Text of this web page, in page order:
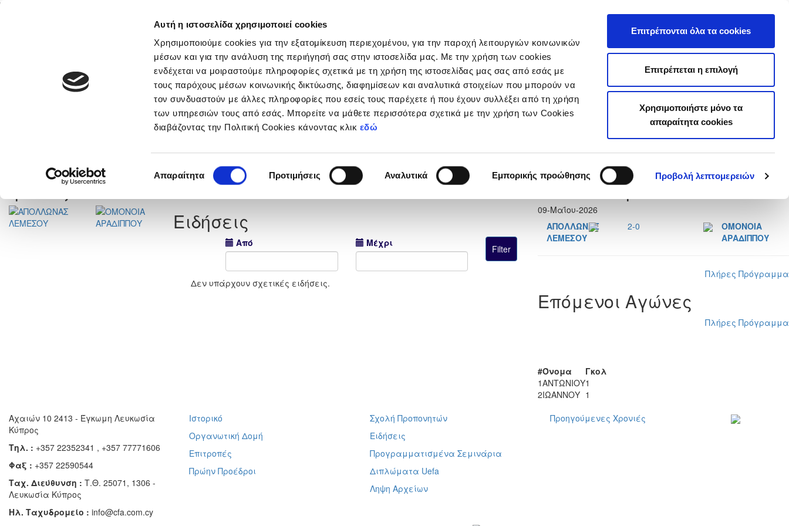
Αυτή η ιστοσελίδα χρησιμοποιεί cookies
Χρησιμοποιούμε cookies για την εξατομίκευση περιεχομένου, για την παροχή λειτουργιών κοινωνικών
μέσων και για την ανάλυση της περιήγησή σας στην ιστοσελίδα μας. Με την χρήση των cookies
ενδέχεται να μοιραστούμε πληροφορίες σχετικά με τη χρήση της ιστοσελίδας μας σας από εσάς με
τους παρόχους μέσων κοινωνικής δικτύωσης, διαφημίσεων και αναλυτικά στοιχείων που μπορούν να
τον συνδυαστούν με άλλες πληροφορίες που εσείς τους παρέχετε ή που έχουν συλλέξει από τη χρήση
των υπηρεσιών τους από εσάς. Μπορείτε να μάθετε περισσότερα σχετικά με την χρήση των Cookies
διαβάζοντας την Πολιτική Cookies κάνοντας κλικ εδώ
συγκατάθεσης
Απαραίτητα Προτιμήσεις Αναλυτικά Εμπορικής προώθησης Προβολή λεπτομερειών
Επιτρέπονται όλα τα cookies
Επιτρέπεται η επιλογή
Χρησιμοποιήστε μόνο τα
απαραίτητα cookies
Νέα & Πληροφορίες Εθνικές Ομάδες Διοργανώσεις
Super Cup Παίδων Κ-14 2026
Ομάδες
Ειδήσεις
Από Μέχρι
Δεν υπάρχουν σχετικές ειδήσεις.
Αποτελέσματα
09-Μαΐου-2026
ΑΠΟΛΛΩΝΑΣ
ΛΕΜΕΣΟΥ
2-0
ΟΜΟΝΟΙΑ
ΑΡΑΔΙΠΠΟΥ
Πλήρες Πρόγραμμα
Επόμενοι Αγώνες
Πλήρες Πρόγραμμα
#Όνομα
Γκολ
1ΑΝΤΩΝΙΟΥ1
2ΙΩΑΝΝΟΥ 1
Αχαιών 10 2413 - Έγκωμη Λευκωσία
Κύπρος
Τηλ. : +357 22352341 , +357 77771606
Φαξ : +357 22590544
Ταχ. Διεύθυνση : Τ.Θ. 25071, 1306 -
Λευκωσία Κύπρος
Ηλ. Ταχυδρομείο : info@cfa.com.cy
Ιστορικό
Οργανωτική Δομή
Επιτροπές
Πρώην Προέδροι
Σχολή Προπονητών
Ειδήσεις
Προγραμματισμένα Σεμινάρια
Διπλώματα Uefa
Ληψη Αρχείων
Προηγούμενες Χρονιές